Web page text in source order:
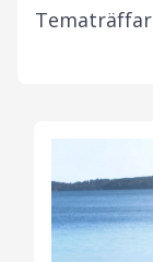
Tematräffar